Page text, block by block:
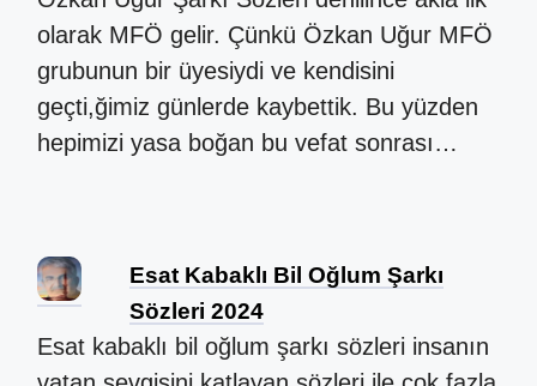
olarak MFÖ gelir. Çünkü Özkan Uğur MFÖ
grubunun bir üyesiydi ve kendisini
geçti,ğimiz günlerde kaybettik. Bu yüzden
hepimizi yasa boğan bu vefat sonrası…
Esat Kabaklı Bil Oğlum Şarkı
Sözleri 2024
Esat kabaklı bil oğlum şarkı sözleri insanın